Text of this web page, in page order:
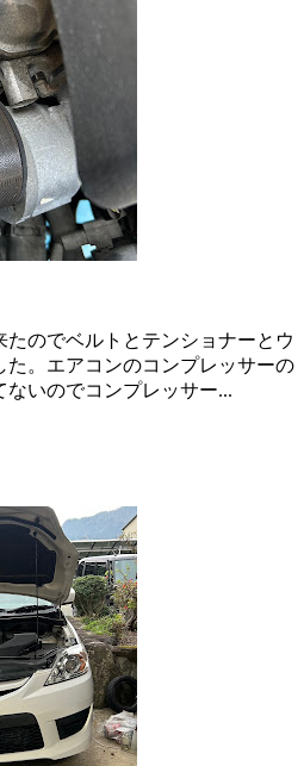
のでベルトとテンショナーとウ
た。エアコンのコンプレッサーの
いのでコンプレッサー...